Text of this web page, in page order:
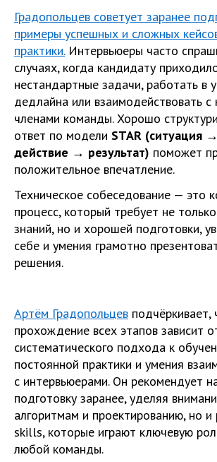
Градопольцев советует заранее
примеры успешных и сложных
практики.Интервьюеры часто
случаях, когда кандидату
нестандартные задачи, работать в
дедлайна или взаимодействовать
членами команды. Хорошо
ответ по модели STAR (ситуация
действие → результат) поможет
положительное впечатление.
Техническое собеседование — это
процесс, который требует не
знаний, но и хорошей подготовки,
себе и умения грамотно
решения.
Артём Градопольцев
прохождение всех этапов зависит
систематического подхода к
постоянной практики и умения
с интервьюерами. Он рекомендует
подготовку заранее, уделяя
алгоритмам и проектированию, но
skills, которые играют ключевую
любой команды.